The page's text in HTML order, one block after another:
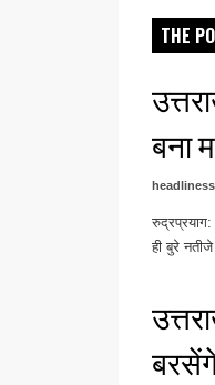
THE
बना
ही बुरे